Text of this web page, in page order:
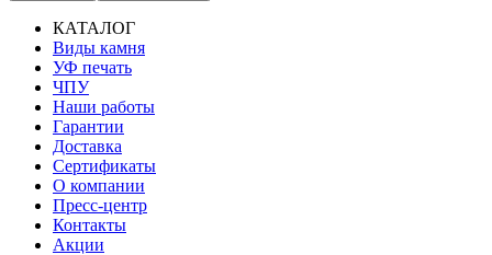
Основная
навигация
КАТАЛОГ
Виды камня
УФ печать
ЧПУ
Наши работы
Гарантии
Доставка
Сертификаты
О компании
Пресс-центр
Контакты
Акции